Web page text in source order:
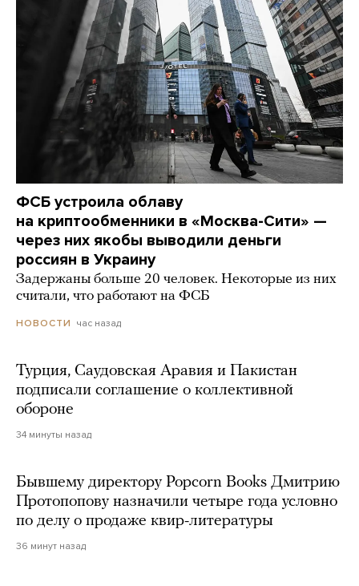
ФСБ устроила облаву
на криптообменники в «Москва-Сити» —
через них якобы выводили деньги
россиян в Украину
Задержаны больше 20 человек. Некоторые из них
считали, что работают на ФСБ
НОВОСТИ час назад
Турция, Саудовская Аравия и Пакистан
подписали соглашение о коллективной
обороне
34 минуты назад
Бывшему директору Popcorn Books Дмитрию
Протопопову назначили четыре года условно
по делу о продаже квир-литературы
36 минут назад